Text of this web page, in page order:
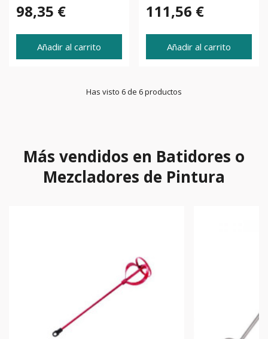
98,35 €
Añadir al carrito
111,56 €
Añadir al carrito
Has visto 6 de 6 productos
Más vendidos en Batidores o
Mezcladores de Pintura